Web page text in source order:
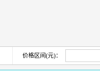
价格区间(元)：